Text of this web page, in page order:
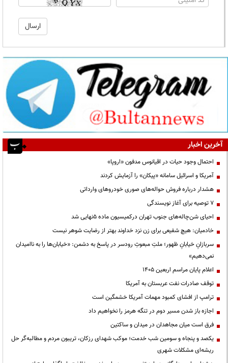
آخرین اخبار
احتمال وجود حیات در اقیانوس مدفون «اروپا»
آمریکا و اسرائیل سامانه «پیکان» را آزمایش کردند
هشدار درباره فروش حواله‌های صوری خودروهای وارداتی
۷ توصیه برای آغاز نویسندگی
احیای شن‌چاله‌های جنوب تهران درکمیسیون ماده ۵نهایی شد
خادمیان: هیچ شفیعی برای زن نزد خداوند بهتر از رضایت شوهر نیست
سربازانِ خیابانِ ظهور؛ ملتِ مبعوثِ رودسر در پاسخ به دشمن: «خیابان‌ها را به ناامیدان
نمی‌دهیم»
اعلام پایان مراسم اربعین ۱۴۰۵
توقف صادرات نفت عربستان به آمریکا
ترامپ از افشای کمبود مهمات آمریکا خشمگین است
اجازه باز شدن مسیر دوم در تنگه هرمز را نخواهیم داد
فرق است میان مجاهدان در میدان و ساکتین
یکصد و پنجاه و سومین شب خدمت؛ موکب شهدای رزکان، تریبون مردم و مطالبه‌گر حل
ریشه‌ای مشکلات شهری